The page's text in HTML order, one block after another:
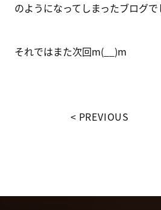
のようになってしまったブログで
それではまた次回m(__)m
PREVIOUS